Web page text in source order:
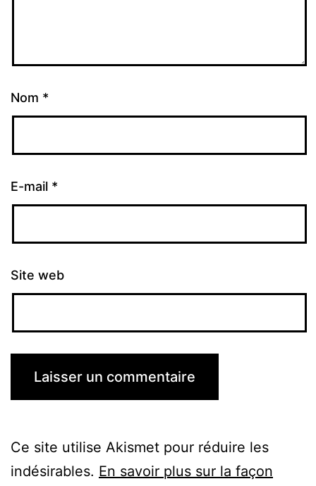
Nom *
E-mail *
Site web
Ce site utilise Akismet pour réduire les
indésirables. En savoir plus sur la façon